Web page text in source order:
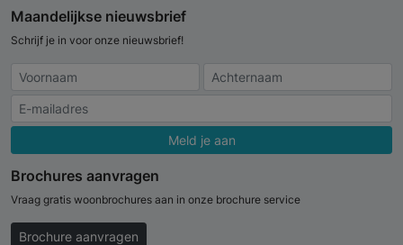
Maandelijkse nieuwsbrief
Schrijf je in voor onze nieuwsbrief!
Meld je aan
Brochures aanvragen
Vraag gratis woonbrochures aan in onze brochure service
Brochure aanvragen